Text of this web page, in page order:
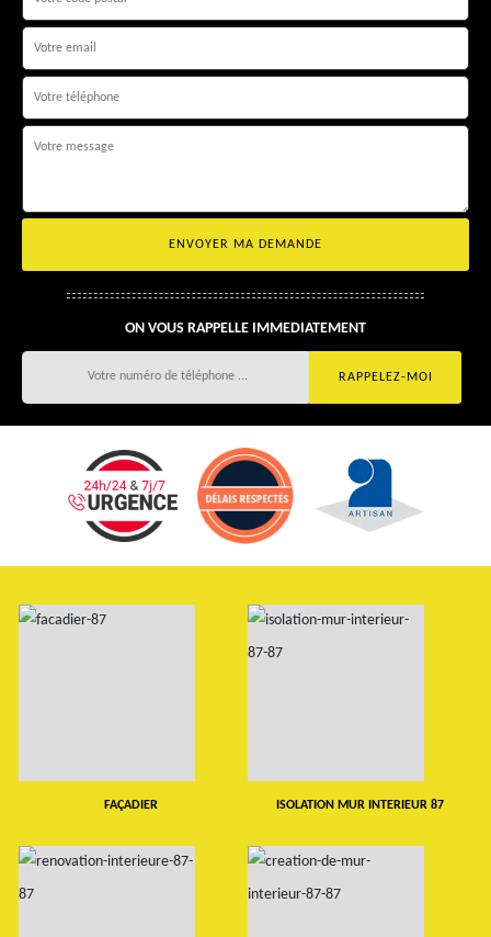
ON VOUS RAPPELLE IMMEDIATEMENT
FAÇADIER ISOLATION MUR INTERIEUR 87